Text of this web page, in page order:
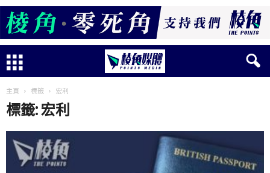
主頁 標籤 宏利
標籤: 宏利